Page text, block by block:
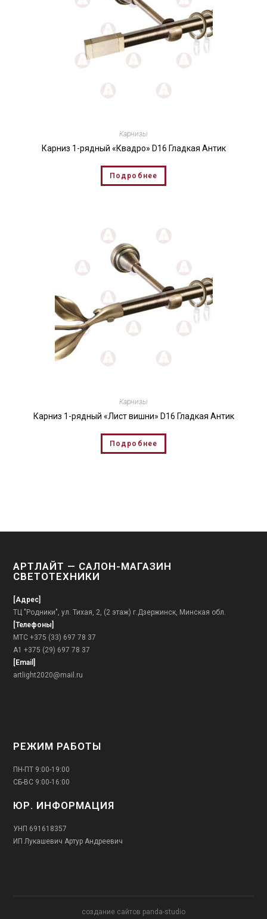
Карнизы
Карниз 1-рядный «Квадро» D16 Гладкая Антик
Подробнее
Карнизы
Карниз 1-рядный «Лист вишни» D16 Гладкая Антик
Подробнее
АРТЛАЙТ — САЛОН-МАГАЗИН
СВЕТОТЕХНИКИ
[Адрес]
ТЦ "Родники", ул. Тихая, 2, (2 этаж) г.Дзержинск, Минская обл.
[Телефоны]
МТС +375 (33) 697 78 37
А1 +375 (29) 697 78 37
[Email]
artlight2020@mail.ru
РЕЖИМ РАБОТЫ
ПН-ПТ 9:00-19:00
СБ-ВС 9:00-16:00
ЮР. ИНФОРМАЦИЯ
УНП 691618357
ИП Лукашевич Артур Андреевич
создание сайтов panda-studio